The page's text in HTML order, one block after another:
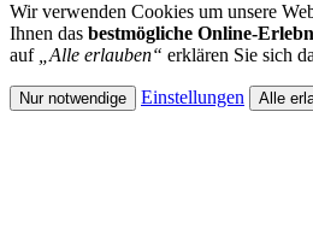
Wir verwenden Cookies um unsere
Ihnen das bestmögliche Online-
auf „Alle erlauben“ erklären Sie sich
Nur notwendige Einstellungen Alle